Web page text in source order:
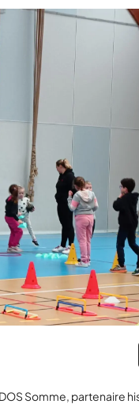
Somme, partenaire